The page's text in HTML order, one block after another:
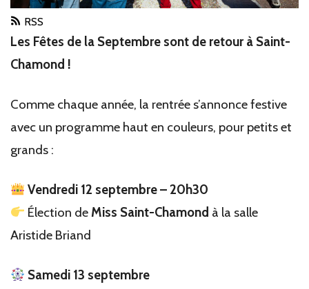
RSS
Les Fêtes de la Septembre sont de retour à Saint-
Chamond !
Comme chaque année, la rentrée s’annonce festive
avec un programme haut en couleurs, pour petits et
grands :
Vendredi 12 septembre – 20h30
Élection deMiss Saint-Chamond à la salle
Aristide Briand
Samedi 13 septembre